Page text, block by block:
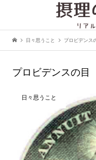
日々思うこと プロビデンス
プロビデンスの目
日々思うこと